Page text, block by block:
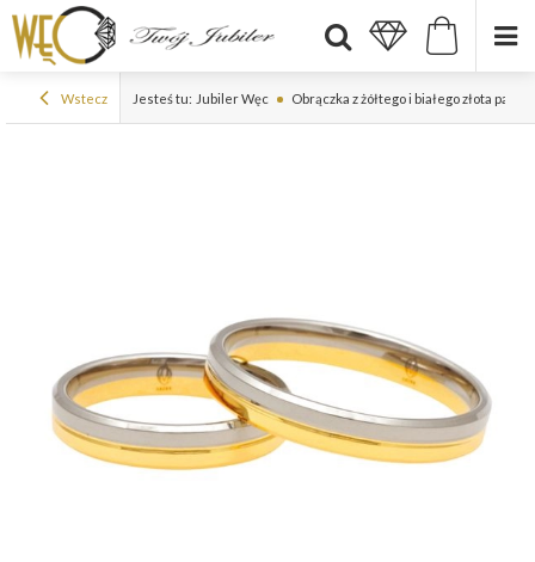
Wstecz Jesteś tu: Jubiler Węc Obrączka z żółtego i białego złota